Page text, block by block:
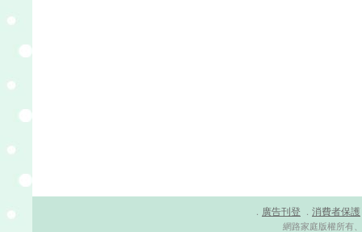
． 廣告刊登 ． 消費者保護
網路家庭版權所有